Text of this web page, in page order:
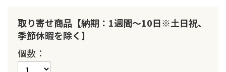
取り寄せ商品【納期：1週間～10日※土日祝、
季節休暇を除く】
個数
動
す
る